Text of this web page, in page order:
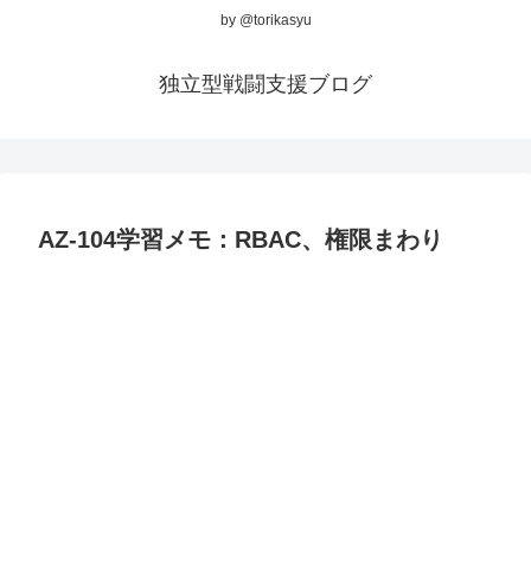
by @torikasyu
独立型戦闘支援ブログ
AZ-104学習メモ：RBAC、権限まわり